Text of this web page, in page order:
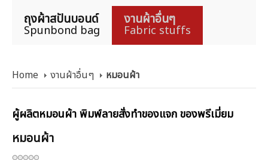
ถุงผ้าสปันบอนด์
Spunbond bag
งานผ้าอื่นๆ
Fabric stuffs
Home งานผ้าอื่นๆ หมอนผ้า
ผู้ผลิตหมอนผ้า พิมพ์ลายสั่งทำของแจก ของพรีเมี่ยม
หมอนผ้า